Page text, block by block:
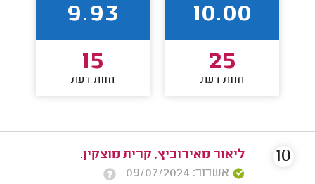
10.00
25
חוות דעת
9.93
15
חוות דעת
ליאור מאירוביץ, קרית מוצקין.
אשרור: 09/07/2024
10